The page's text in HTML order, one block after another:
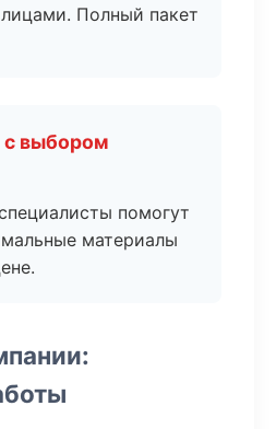
Полный пакет
с выбором
помогут
материалы